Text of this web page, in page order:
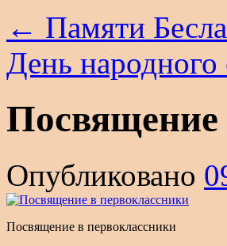
← Памяти
День
Посвящение
Опубликовано
Посвящение в первоклассники